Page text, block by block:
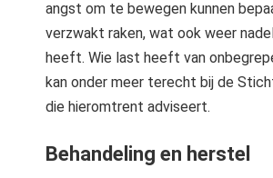
angst om te bewegen kunnen
verzwakt raken, wat ook weer
heeft. Wie last heeft van
kan onder meer terecht bij de
die hieromtrent adviseert.
Behandeling en herstel